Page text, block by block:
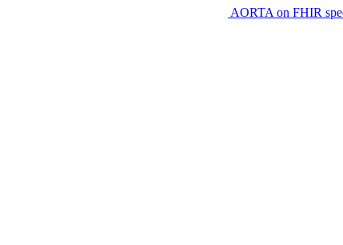
AORTA on FHIR